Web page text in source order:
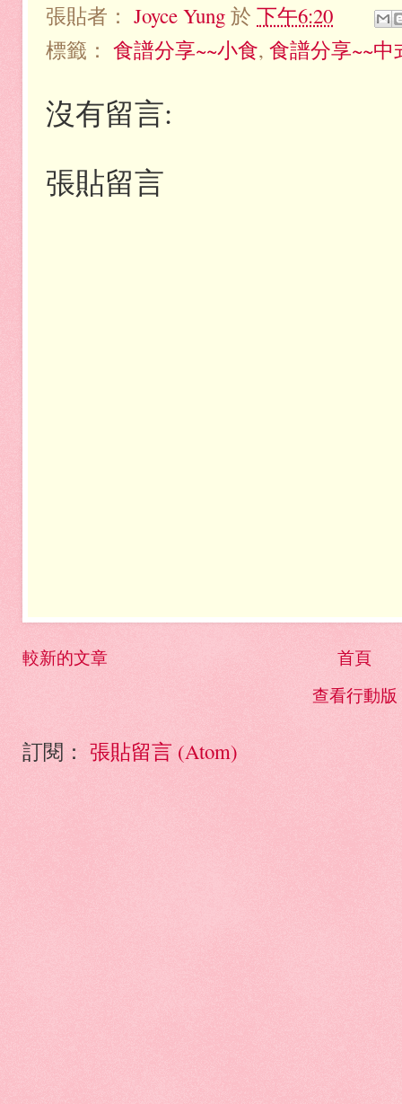
張貼者： Joyce Yung 於 下午6:20
標籤： 食譜分享~~小食, 食譜分享~~中
沒有留言:
張貼留言
較新的文章
首頁
查看行動版
訂閱： 張貼留言 (Atom)